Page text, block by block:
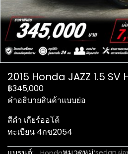
2015 Honda JAZZ 1.5
฿345,000
คำอธิบายสินค้าแบบย่อ
สีดำ เกียร์ออโต้
ทะเบียน 4กข2054